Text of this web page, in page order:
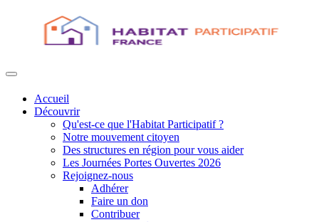
Accueil
Découvrir
Qu'est-ce que l'Habitat Participatif ?
Notre mouvement citoyen
Des structures en région pour vous aider
Les Journées Portes Ouvertes 2026
Rejoignez-nous
Adhérer
Faire un don
Contribuer